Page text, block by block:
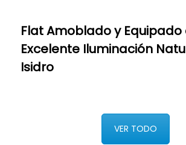
Flat Amoblado y Equipado
Excelente Iluminación
Isidro
VER TODO